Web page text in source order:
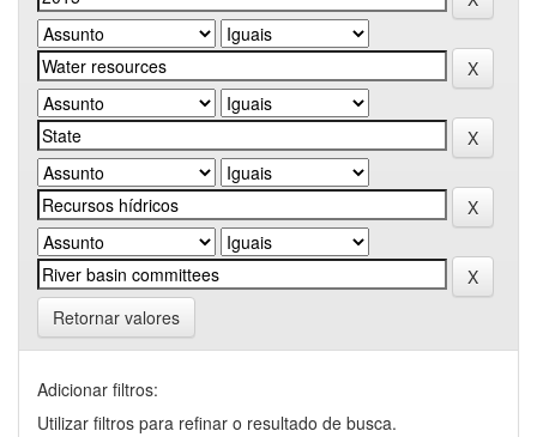
Retornar valores
Adicionar filtros:
Utilizar filtros para refinar o resultado de busca.